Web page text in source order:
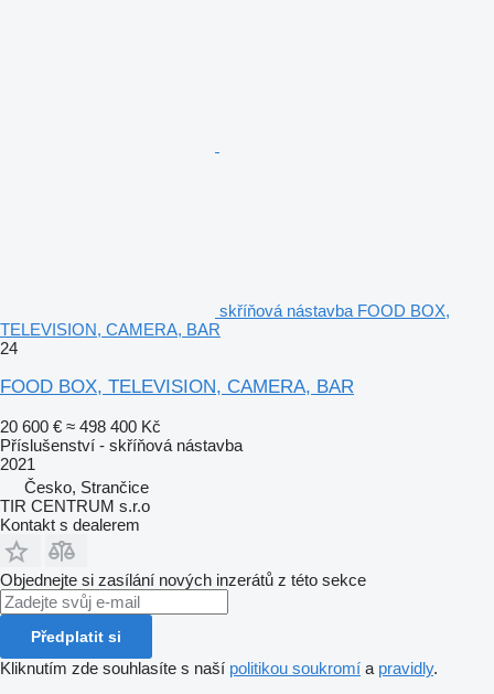
skříňová nástavba FOOD BOX,
TELEVISION, CAMERA, BAR
24
FOOD BOX, TELEVISION, CAMERA, BAR
20 600 € ≈ 498 400 Kč
Příslušenství - skříňová nástavba
2021
Česko, Strančice
TIR CENTRUM s.r.o
Kontakt s dealerem
Objednejte si zasílání nových inzerátů z této sekce
Předplatit si
Kliknutím zde souhlasíte s naší politikou soukromí a pravidly.